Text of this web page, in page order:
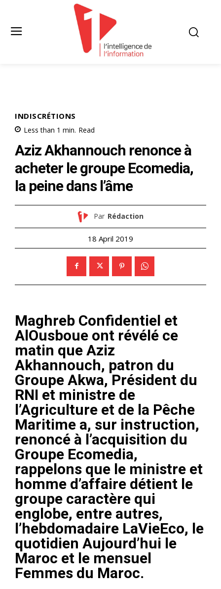
INDISCRÉTIONS
Less than 1 min. Read
Aziz Akhannouch renonce à
acheter le groupe Ecomedia,
la peine dans l’âme
Par Rédaction
18 April 2019
Maghreb Confidentiel et
AlOusboue ont révélé ce
matin que Aziz
Akhannouch, patron du
Groupe Akwa, Président du
RNI et ministre de
l’Agriculture et de la Pêche
Maritime a, sur instruction,
renoncé à l’acquisition du
Groupe Ecomedia,
rappelons que le ministre et
homme d’affaire détient le
groupe caractère qui
englobe, entre autres,
l’hebdomadaire LaVieEco, le
quotidien Aujourd’hui le
Maroc et le mensuel
Femmes du Maroc.